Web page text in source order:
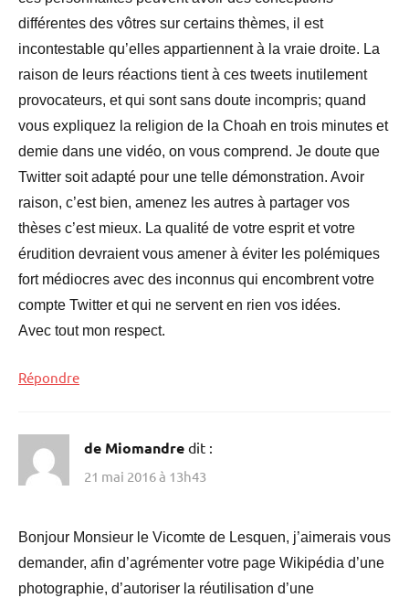
différentes des vôtres sur certains thèmes, il est
incontestable qu’elles appartiennent à la vraie droite. La
raison de leurs réactions tient à ces tweets inutilement
provocateurs, et qui sont sans doute incompris; quand
vous expliquez la religion de la Choah en trois minutes et
demie dans une vidéo, on vous comprend. Je doute que
Twitter soit adapté pour une telle démonstration. Avoir
raison, c’est bien, amenez les autres à partager vos
thèses c’est mieux. La qualité de votre esprit et votre
érudition devraient vous amener à éviter les polémiques
fort médiocres avec des inconnus qui encombrent votre
compte Twitter et qui ne servent en rien vos idées.
Avec tout mon respect.
Répondre
de Miomandre dit :
21 mai 2016 à 13h43
Bonjour Monsieur le Vicomte de Lesquen, j’aimerais vous
demander, afin d’agrémenter votre page Wikipédia d’une
photographie, d’autoriser la réutilisation d’une